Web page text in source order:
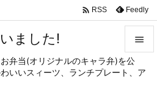
ました!
弁当(オリジナルのキャラ弁)を公
いいスィーツ、ランチプレート、ア


メニュ
 RSS Feedly